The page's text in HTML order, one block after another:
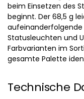
beim Einsetzen des
beginnt. Der 68,5 g
aufeinanderfolgende
Statusleuchten und
Farbvarianten im
gesamte Palette
Technische